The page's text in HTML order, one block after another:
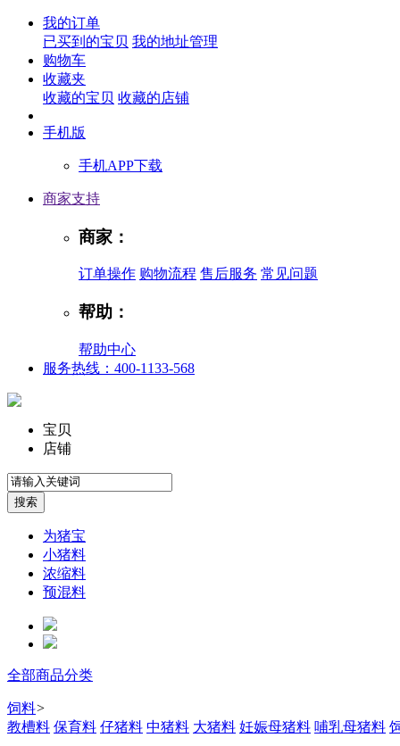
我的订单
已买到的宝贝 我的地址管理
购物车
收藏夹
收藏的宝贝 收藏的店铺
手机版
手机APP下载
商家支持
商家：
订单操作 购物流程 售后服务 常见问题
帮助：
帮助中心
服务热线：400-1133-568
宝贝
店铺
为猪宝
小猪料
浓缩料
预混料
全部商品分类
饲料>
教槽料 保育料 仔猪料 中猪料 大猪料 妊娠母猪料 哺乳母猪料